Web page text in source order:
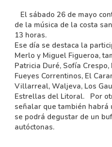
El sábado 26 de mayo
de la música de la costa
13 horas.
Ese día se destaca la
Merlo y Miguel Figueroa,
Patricia Duré, Sofía
Fueyes Correntinos, El
Villarreal, Waljeva, Los
Estrellas del Litoral. Por
señalar que también
se podrá degustar de un
autóctonas.